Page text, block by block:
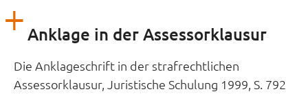
Anklage in der Assessorklausur
Die Anklageschrift in der strafrechtlichen
Assessorklausur, Juristische Schulung 1999, S. 792